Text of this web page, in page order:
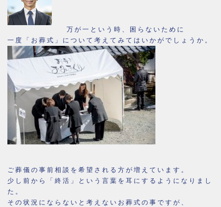
万が一という時、困らないために
一度「お葬式」について考えてみてはいかがでしょうか。
ご葬儀の事前相談を希望される方が増えています。
少し前から「終活」という言葉を耳にするようになりまし
た。
その状況にならないと考えないお葬式の事ですが、